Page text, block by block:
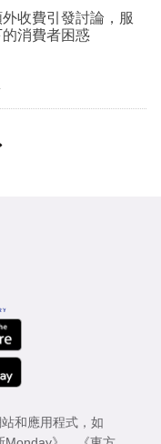
收費引發討論，服
消費者困惑
和應用程式，如